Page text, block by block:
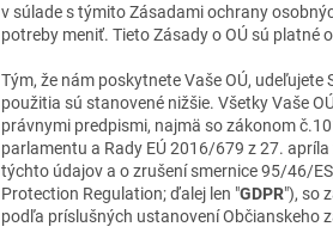
v súlade s týmito Zásadami ochrany
potreby meniť. Tieto Zásady o OÚ sú platné
Tým, že nám poskytnete Vaše OÚ,
použitia sú stanovené nižšie. Všetky Vaše
právnymi predpismi, najmä so zákonom
parlamentu a Rady EÚ 2016/679 z 27.
týchto údajov a o zrušení smernice 95/46/
Protection Regulation; ďalej len "GDPR"), so
podľa príslušných ustanovení Občianskeho